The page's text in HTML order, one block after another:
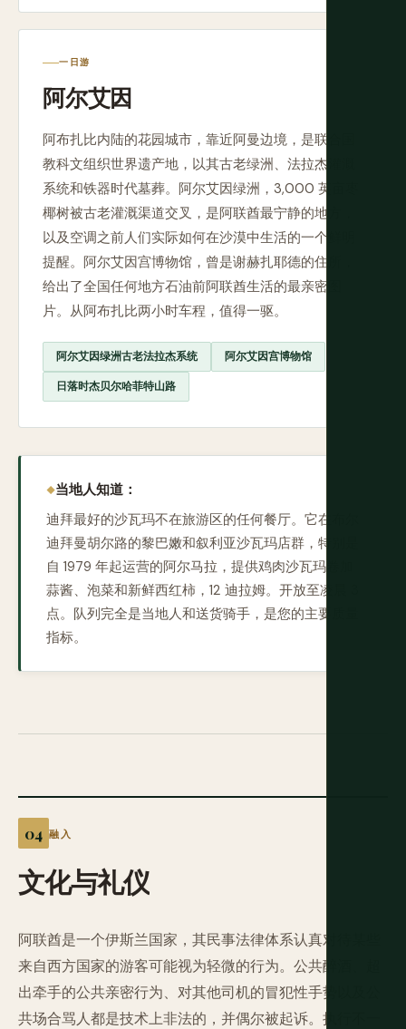
一日游
阿尔艾因
阿布扎比内陆的花园城市，靠近阿曼边境，是联合国
教科文组织世界遗产地，以其古老绿洲、法拉杰灌溉
系统和铁器时代墓葬。阿尔艾因绿洲，3,000 英亩枣
椰树被古老灌溉渠道交叉，是阿联酋最宁静的地方，
以及空调之前人们实际如何在沙漠中生活的一个鲜明
提醒。阿尔艾因宫博物馆，曾是谢赫扎耶德的住所，
给出了全国任何地方石油前阿联酋生活的最亲密图
片。从阿布扎比两小时车程，值得一驱。
阿尔艾因绿洲古老法拉杰系统 阿尔艾因宫博物馆
日落时杰贝尔哈菲特山路
当地人知道：
迪拜最好的沙瓦玛不在旅游区的任何餐厅。它在布尔
迪拜曼胡尔路的黎巴嫩和叙利亚沙瓦玛店群，特别是
自 1979 年起运营的阿尔马拉，提供鸡肉沙瓦玛卷加
蒜酱、泡菜和新鲜西红柿，12 迪拉姆。开放至凌晨 3
点。队列完全是当地人和送货骑手，是您的主要质量
指标。
融入
文化与礼仪
阿联酋是一个伊斯兰国家，其民事法律体系认真对待某些
来自西方国家的游客可能视为轻微的行为。公共醉酒、超
出牵手的公共亲密行为、对其他司机的冒犯性手势以及公
共场合骂人都是技术上非法的，并偶尔被起诉。执行不一